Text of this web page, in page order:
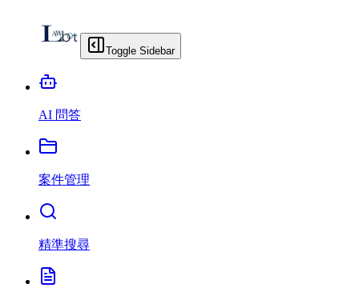
Toggle Sidebar
AI 問答
案件管理
精準搜尋